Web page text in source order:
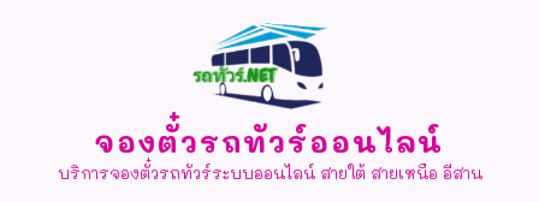
จองตั๋วรถทัวร์ออนไลน์
บริการจองตั๋วรถทัวร์ระบบออนไลน์ สายใต้ สายเหนือ อีสาน